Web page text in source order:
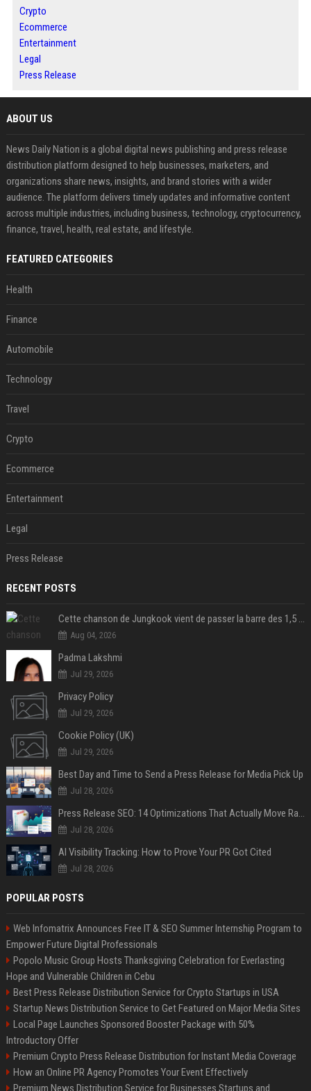
Crypto
Ecommerce
Entertainment
Legal
Press Release
ABOUT US
News Daily Nation is a global digital news publishing and press release
distribution platform designed to help businesses, marketers, and
organizations share news, insights, and brand stories with a wider
audience. The platform delivers timely updates and informative content
across multiple industries, including business, technology, cryptocurrency,
finance, travel, health, real estate, and lifestyle.
FEATURED CATEGORIES
Health
Finance
Automobile
Technology
Travel
Crypto
Ecommerce
Entertainment
Legal
Press Release
RECENT POSTS
Cette chanson de Jungkook vient de passer la barre des 1,5 milliard de streams... Et vous la connaissez sans le savoir !
Aug 04, 2026
Padma Lakshmi
Jul 29, 2026
Privacy Policy
Jul 29, 2026
Cookie Policy (UK)
Jul 29, 2026
Best Day and Time to Send a Press Release for Media Pick Up
Jul 28, 2026
Press Release SEO: 14 Optimizations That Actually Move Rankings
Jul 28, 2026
AI Visibility Tracking: How to Prove Your PR Got Cited
Jul 28, 2026
POPULAR POSTS
Web Infomatrix Announces Free IT & SEO Summer Internship Program to
Empower Future Digital Professionals
Popolo Music Group Hosts Thanksgiving Celebration for Everlasting
Hope and Vulnerable Children in Cebu
Best Press Release Distribution Service for Crypto Startups in USA
Startup News Distribution Service to Get Featured on Major Media Sites
Local Page Launches Sponsored Booster Package with 50%
Introductory Offer
Premium Crypto Press Release Distribution for Instant Media Coverage
How an Online PR Agency Promotes Your Event Effectively
Premium News Distribution Service for Businesses Startups and